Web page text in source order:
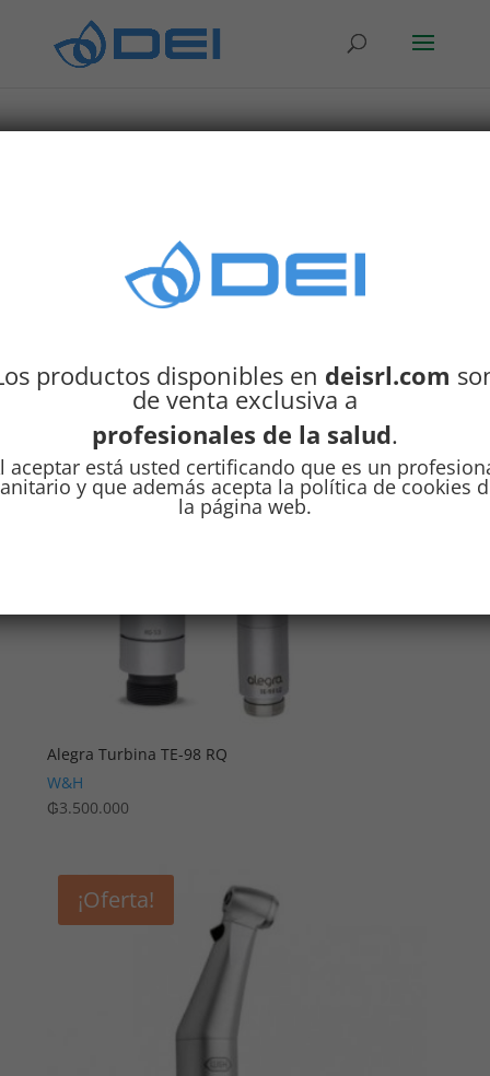
Mostrando los 7 resultados
Alegra Turbina TE-98 RQ
W&H
₲3.500.000
¡Oferta!
productos disponibles en deisrl.com
de venta exclusiva a
profesionales de la salud.
aceptar está usted certificando que es un
y que además acepta la política de cookies
la página web.